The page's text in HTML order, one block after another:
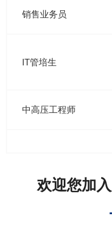
销售业务员
IT管培生
中高压工程师
欢迎您加